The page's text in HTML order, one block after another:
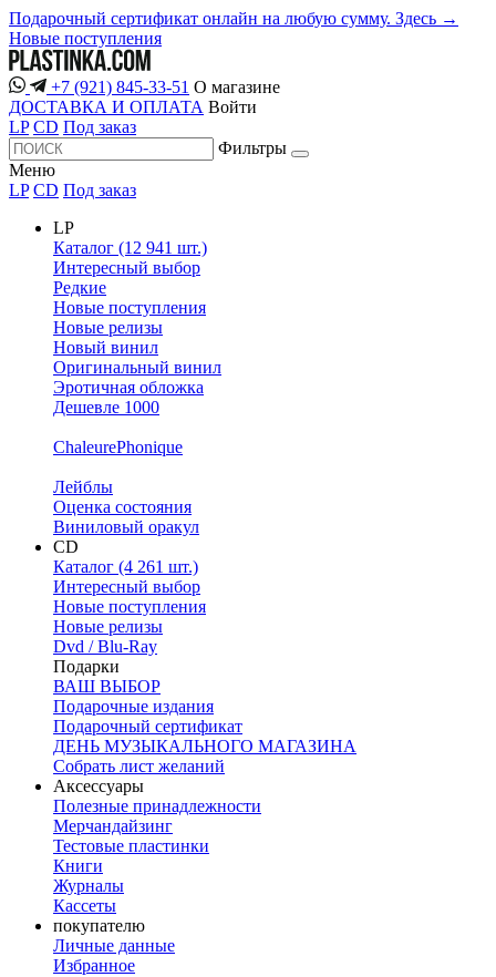
Подарочный сертификат онлайн на любую сумму. Здесь →
Новые поступления
+7 (921) 845-33-51 О магазине
ДОСТАВКА И ОПЛАТА Войти
LP CD Под заказ
Фильтры
Меню
LP CD Под заказ
LP
Каталог (12 941 шт.)
Интересный выбор
Редкие
Новые поступления
Новые релизы
Новый винил
Оригинальный винил
Эротичная обложка
Дешевле 1000
ChaleurePhonique
Лейблы
Оценка состояния
Виниловый оракул
CD
Каталог (4 261 шт.)
Интересный выбор
Новые поступления
Новые релизы
Dvd / Blu-Ray
Подарки
ВАШ ВЫБОР
Подарочные издания
Подарочный сертификат
ДЕНЬ МУЗЫКАЛЬНОГО МАГАЗИНА
Собрать лист желаний
Аксессуары
Полезные принадлежности
Мерчандайзинг
Тестовые пластинки
Книги
Журналы
Кассеты
покупателю
Личные данные
Избранное